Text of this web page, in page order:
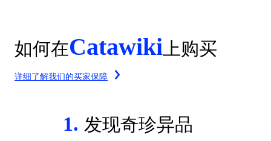
如何在Catawiki 上购买
详细了解我们的买家保障
1. 发现奇珍异品